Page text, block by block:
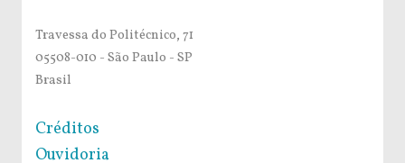
Travessa do Politécnico, 71
05508-010 - São Paulo - SP
Brasil
Créditos
Ouvidoria